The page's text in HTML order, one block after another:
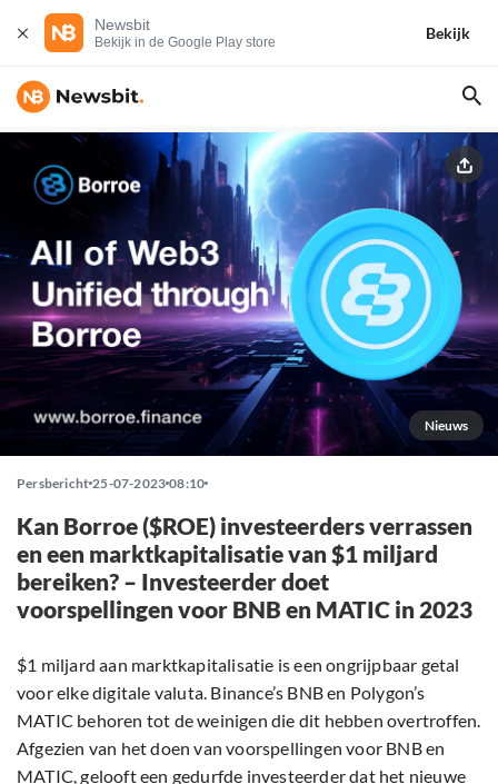
Newsbit
Bekijk in de Google Play store
Bekijk
Nieuws
Persbericht 25-07-2023 08:10
Kan Borroe ($ROE) investeerders verrassen
en een marktkapitalisatie van $1 miljard
bereiken? – Investeerder doet
voorspellingen voor BNB en MATIC in 2023
$1 miljard aan marktkapitalisatie is een ongrijpbaar getal
voor elke digitale valuta. Binance’s BNB en Polygon’s
MATIC behoren tot de weinigen die dit hebben overtroffen.
Afgezien van het doen van voorspellingen voor BNB en
MATIC, gelooft een gedurfde investeerder dat het nieuwe